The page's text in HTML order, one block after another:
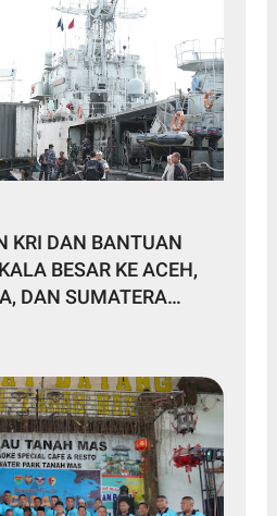
KRI DAN BANTUAN
BESAR KE ACEH,
DAN SUMATERA